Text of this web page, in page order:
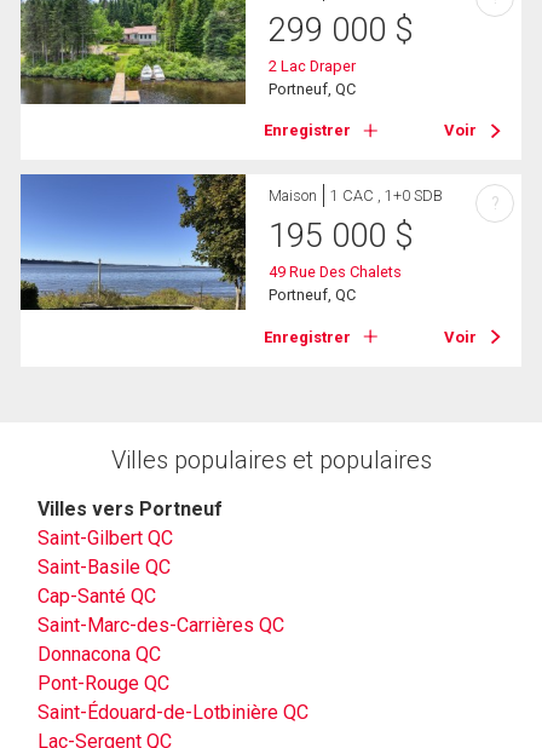
299 000 $
2 Lac Draper
Portneuf, QC
Enregistrer Voir
Maison 1 CAC , 1+0 SDB
195 000 $
49 Rue Des Chalets
Portneuf, QC
Enregistrer Voir
?
Villes populaires et populaires
Villes vers Portneuf
Saint-Gilbert QC
Saint-Basile QC
Cap-Santé QC
Saint-Marc-des-Carrières QC
Donnacona QC
Pont-Rouge QC
Saint-Édouard-de-Lotbinière QC
Lac-Sergent QC